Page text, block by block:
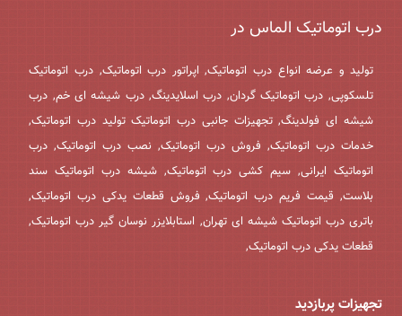
درب اتوماتیک الماس در
تولید و عرضه انواع درب اتوماتیک, اپراتور درب اتوماتیک, درب اتوماتیک
تلسکوپی, درب اتوماتیک گردان, درب اسلایدینگ, درب شیشه ای خم, درب
شیشه ای فولدینگ, تجهیزات جانبی درب اتوماتیک تولید درب اتوماتیک,
خدمات درب اتوماتیک, فروش درب اتوماتیک, نصب درب اتوماتیک, درب
اتوماتیک ایرانی, سیم کشی درب اتوماتیک, شیشه درب اتوماتیک سند
بلاست, قیمت فریم درب اتوماتیک, فروش قطعات یدکی درب اتوماتیک,
باتری درب اتوماتیک شیشه ای تهران, استابلایزر نوسان گیر درب اتوماتیک,
قطعات یدکی درب اتوماتیک,
تجهیزات پربازدید